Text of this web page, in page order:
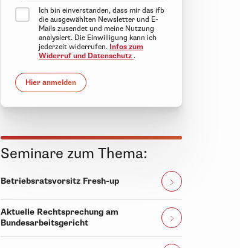
Ich bin einverstanden, dass mir das ifb
die ausgewählten Newsletter und E-
Mails zusendet und meine Nutzung
analysiert. Die Einwilligung kann ich
jederzeit widerrufen. Infos zum
Widerruf und Datenschutz .
Hier anmelden
Seminare zum Thema:
Betriebsratsvorsitz Fresh-up
Aktuelle Rechtsprechung am
Bundesarbeitsgericht